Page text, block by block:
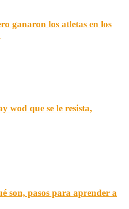
ganaron los atletas en los
wod que se le resista,
son, pasos para aprender a